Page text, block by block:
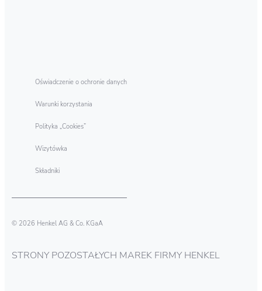
Oświadczenie o ochronie danych
Warunki korzystania
Polityka „Cookies”
Wizytówka
Składniki
© 2026 Henkel AG & Co. KGaA
STRONY POZOSTAŁYCH MAREK FIRMY HENKEL